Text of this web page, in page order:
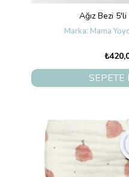
Ağız Bezi
Mama
SEPETE